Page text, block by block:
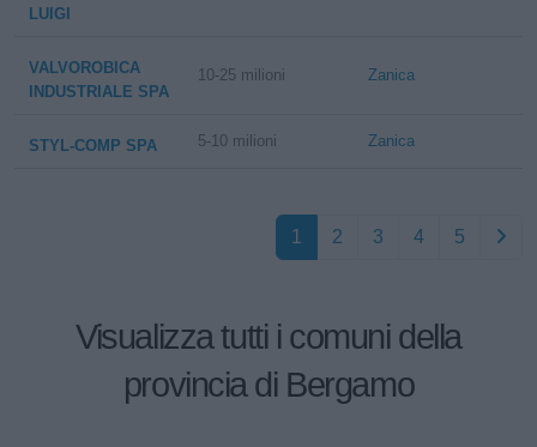
LUIGI
VALVOROBICA
INDUSTRIALE SPA
10-25 milioni Zanica
STYL-COMP SPA 5-10 milioni Zanica
1 2 3 4 5
Visualizza tutti i comuni della
provincia di Bergamo